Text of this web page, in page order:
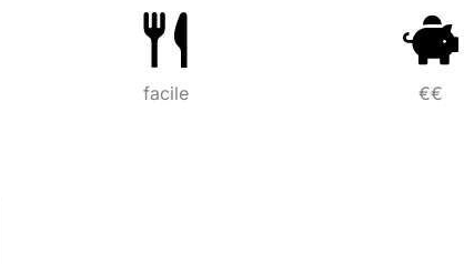
facile €€